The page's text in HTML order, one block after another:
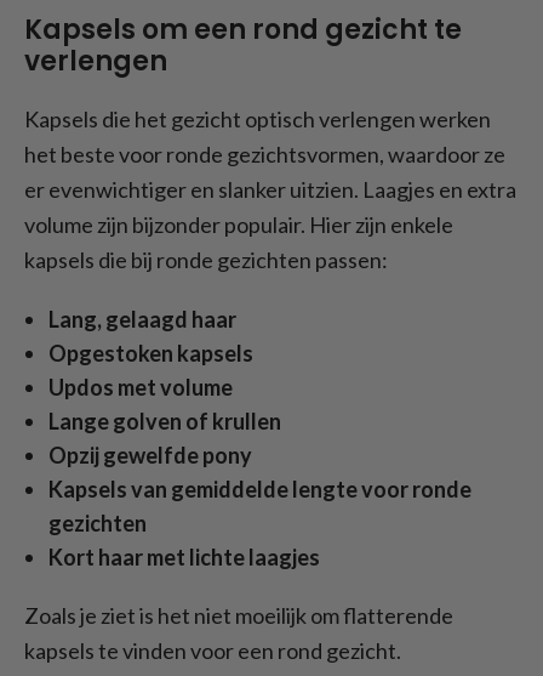
Kapsels om een rond gezicht te
verlengen
Kapsels die het gezicht optisch verlengen werken
het beste voor ronde gezichtsvormen, waardoor ze
er evenwichtiger en slanker uitzien. Laagjes en extra
volume zijn bijzonder populair. Hier zijn enkele
kapsels die bij ronde gezichten passen:
Lang, gelaagd haar
Opgestoken kapsels
Updos met volume
Lange golven of krullen
Opzij gewelfde pony
Kapsels van gemiddelde lengte voor ronde
gezichten
Kort haar met lichte laagjes
Zoals je ziet is het niet moeilijk om flatterende
kapsels te vinden voor een rond gezicht.